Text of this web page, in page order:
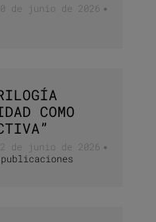
de junio de 2026 •
COMO
de junio de 2026 •
publicaciones